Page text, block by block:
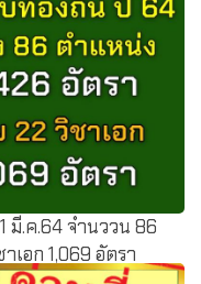
มี.ค.64 จำนววน 86
เอก 1,069 อัตรา